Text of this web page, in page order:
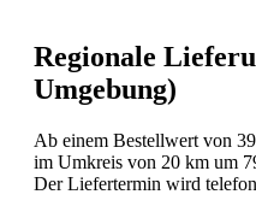
Regionale
Umgebung)
Ab einem Bestellwert von
im Umkreis von 20 km um
Der Liefertermin wird